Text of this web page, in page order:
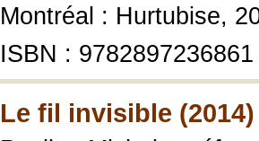
Montréal : Hurtubise,
ISBN : 9782897236861
Le fil invisible (2014)